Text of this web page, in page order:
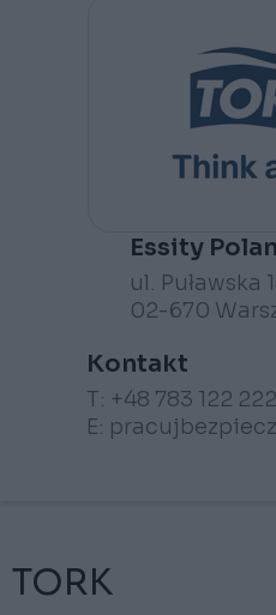
Essity
ul. Puławska
02-670
Kontakt
T: +48 783 122 222
E:
TORK